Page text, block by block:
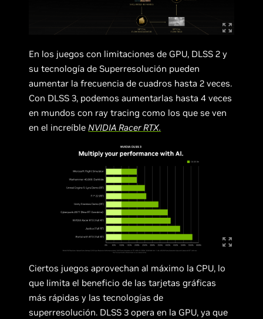
En los juegos con limitaciones de GPU, DLSS 2 y
su tecnología de Superresolución pueden
aumentar la frecuencia de cuadros hasta 2 veces.
Con DLSS 3, podemos aumentarlas hasta 4 veces
en mundos con ray tracing como los que se ven
en el increíbleNVIDIARacer RTX.
Ciertos juegos aprovechan al máximo la CPU, lo
que limita el beneficio de las tarjetas gráficas
más rápidas y las tecnologías de
superresolución. DLSS 3 opera en la GPU, ya que